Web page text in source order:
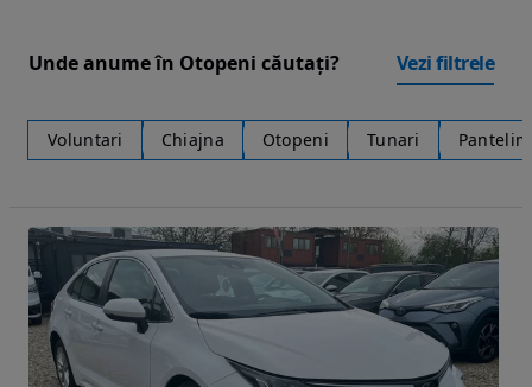
Unde anume în Otopeni căutați? Vezi filtrele
Voluntari Chiajna Otopeni Tunari